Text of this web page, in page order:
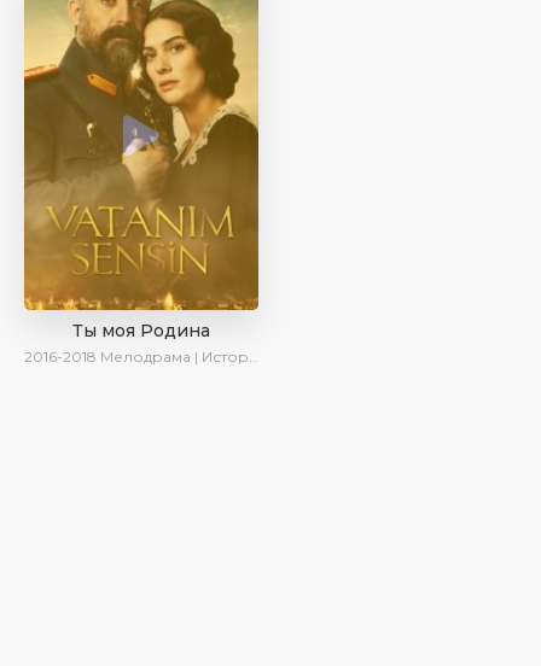
Ты моя Родина
2016-2018 Мелодрама | Исторический | Военный | Turok1990